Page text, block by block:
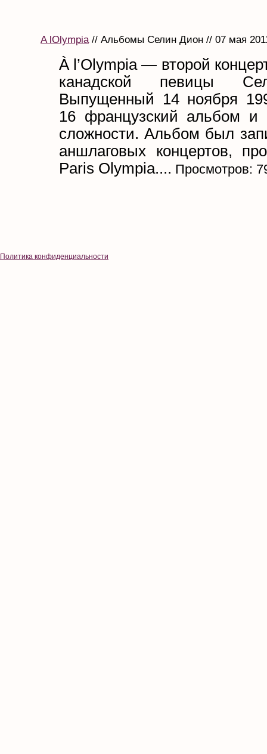
A lOlympia// Альбомы Селин Дион // 07 мая
À l’Olympia — второй
канадской певицы
Выпущенный 14 ноября
16 французский альбом
сложности. Альбом был
аншлаговых концертов,
Paris Olympia.... Просмотров:
Политика конфиденциальности